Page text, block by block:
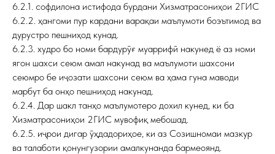
6.2.1. софдилона истифода бурдани Хизматрасониҳои 2ГИС
6.2.2. ҳангоми пур кардани варақаи маълумоти боэътимод ва
дурустро пешниҳод кунад.
6.2.3. худро бо номи бардурӯғ муаррифӣ накунед ё аз номи
ягон шахси сеюм амал накунад ва маълумоти шахсони
сеюмро бе иҷозати шахсони сеюм ва ҳама гуна маводи
марбут ба онҳо пешниҳод накунад.
6.2.4. Дар шакл танҳо маълумотеро дохил кунед, ки ба
Хизматрасониҳои 2ГИС мувофиқ мебошад.
6.2.5. иҷрои дигар ӯҳдадориҳое, ки аз Созишномаи мазкур
ва талаботи қонунгузории амалкунанда бармеоянд.